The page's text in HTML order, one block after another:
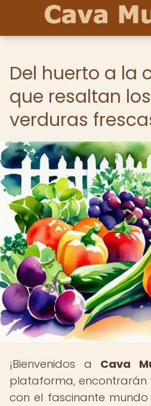
Del huerto a la
que resaltan
verduras
¡Bienvenidos a Cava
plataforma, encontrarán
con el fascinante mundo